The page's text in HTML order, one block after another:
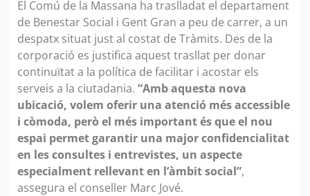
El Comú de la Massana ha traslladat el departament
de Benestar Social i Gent Gran a peu de carrer, a un
despatx situat just al costat de Tràmits. Des de la
corporació es justifica aquest trasllat per donar
continuïtat a la política de facilitar i acostar els
serveis a la ciutadania. “Amb aquesta nova
ubicació, volem oferir una atenció més accessible
i còmoda, però el més important és que el nou
espai permet garantir una major confidencialitat
en les consultes i entrevistes, un aspecte
especialment rellevant en l’àmbit social”,
assegura el conseller Marc Jové.